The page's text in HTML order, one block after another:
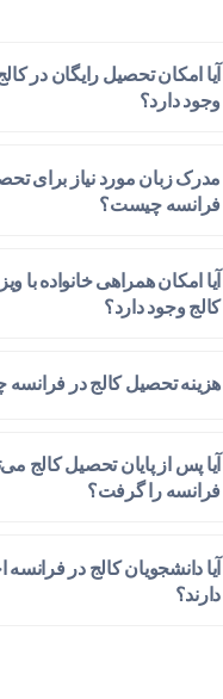
آیا امکان تحصیل رایگان در
وجود دارد؟
مدرک زبان مورد نیاز برای
فرانسه چیست؟
آیا امکان همراهی خانواده با
کالج وجود دارد؟
هزینه تحصیل کالج در
آیا پس از پایان تحصیل کالج
فرانسه را گرفت؟
آیا دانشجویان کالج در فرانسه
دارند؟